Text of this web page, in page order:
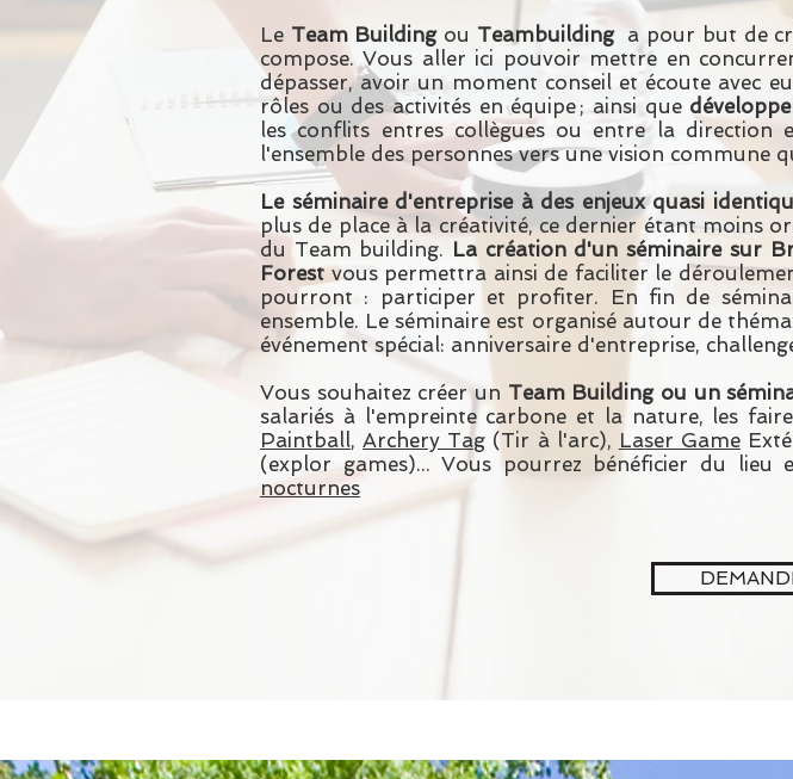
Le Team Buildingou Teambuilding a pour but de
compose. Vous aller ici pouvoir mettre en
dépasser, avoir un moment conseil et écoute avec
rôles ou des activités en équipe ; ainsi que
les conflits entres collègues ou entre la direction
l'ensemble des personnes vers une vision commune
Le séminaire d'entreprise à des enjeux quasi
plus de place à la créativité, ce dernier étant moins
du Team building. La création d'un séminaire sur
Forestvous permettra ainsi de faciliter le
pourront : participer et profiter. En fin de
ensemble. Le séminaire est organisé autour de
événement spécial: anniversaire d'entreprise,
Vous souhaitez créer un Team Building ou un
salariés à l'empreinte carbone et la nature, les
Paintball,Archery Tag (Tir à l'arc), Laser Game
(explor games)... Vous pourrez bénéficier du lieu
nocturnes